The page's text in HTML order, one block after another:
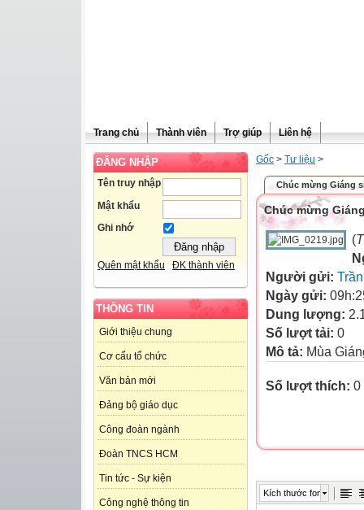
Trang chủ Thành viên Trợ giúp Liên hệ
ĐĂNG NHẬP
Tên truy nhập
Mật khẩu
Ghi nhớ
Quên mật khẩu ĐK thành viên
THÔNG TIN
Giới thiệu chung
Cơ cấu tổ chức
Văn bản mới
Đảng bộ giáo dục
Công đoàn ngành
Đoàn TNCS HCM
Tin tức - Sự kiện
Công nghệ thông tin
Gốc > Tư liệu >
Chúc mừng Giáng
Chúc mừng
(
Người gửi:
Ngày gửi:
Dung lượng:
Số lượt tải: 0
Mô tả: Mùa
Số lượt thích: 0
Kích thước font